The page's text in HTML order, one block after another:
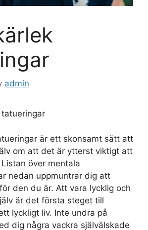
admin
är ett skonsamt sätt att
om att det är ytterst viktigt att
över mentala
nedan uppmuntrar dig att
den du är. Att vara lycklig och
är det första steget till
lyckligt liv. Inte undra på
dig några vackra självälskade